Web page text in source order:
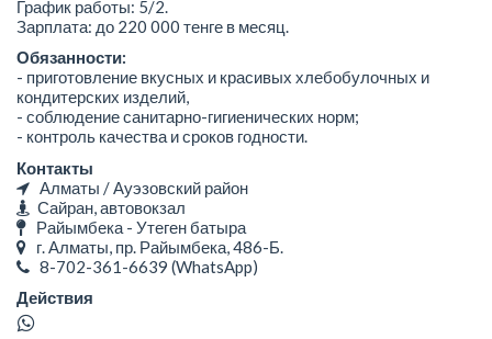
График работы: 5/2.
Зарплата: до 220 000 тенге в месяц.
Обязанности:
- приготовление вкусных и красивых хлебобулочных и
кондитерских изделий,
- соблюдение санитарно-гигиенических норм;
- контроль качества и сроков годности.
Контакты
Алматы / Ауэзовский район
Сайран, автовокзал
Райымбека - Утеген батыра
г. Алматы, пр. Райымбека, 486-Б.
8-702-361-6639 (WhatsApp)
Действия